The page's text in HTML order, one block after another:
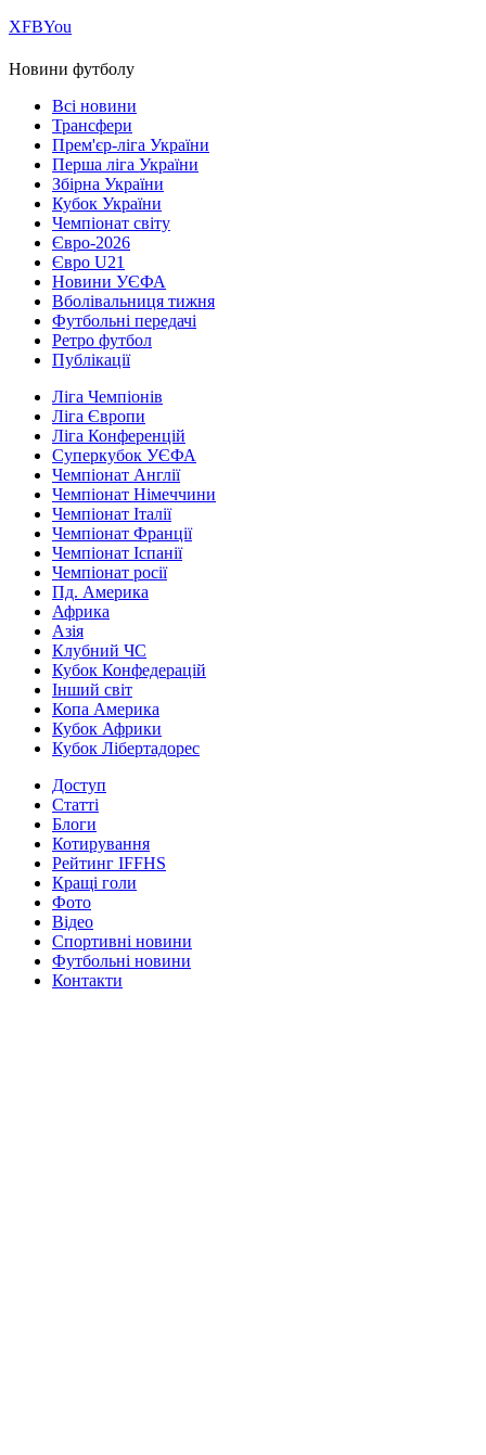
ХFBYou
Новини футболу
Всі новини
Трансфери
Прем'єр-ліга України
Перша ліга України
Збірна України
Кубок України
Чемпіонат світу
Євро-2026
Євро U21
Новини УЄФА
Вболівальниця тижня
Футбольні передачі
Ретро футбол
Публікації
Ліга Чемпіонів
Ліга Європи
Ліга Конференцій
Суперкубок УЄФА
Чемпіонат Англії
Чемпіонат Німеччини
Чемпіонат Італії
Чемпіонат Франції
Чемпіонат Іспанії
Чемпіонат росії
Пд. Америка
Африка
Азія
Клубний ЧС
Кубок Конфедерацій
Інший світ
Копа Америка
Кубок Африки
Кубок Лібертадорес
Доступ
Статті
Блоги
Котирування
Рейтинг IFFHS
Кращі голи
Фото
Відео
Спортивні новини
Футбольні новини
Контакти